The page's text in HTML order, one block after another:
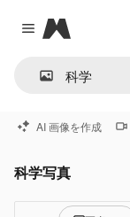
Close menu
Magnific
AI 画像を作成
科学写真